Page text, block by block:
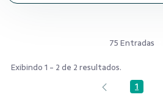
75 Entradas
Exibindo 1 - 2 de 2 resultados.
Página
1